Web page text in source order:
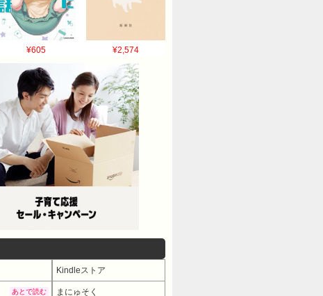
¥605 ¥2,574
Kindleストア
あとで読む まにゅそく